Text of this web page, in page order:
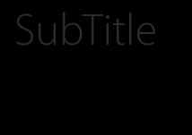
SubTitle